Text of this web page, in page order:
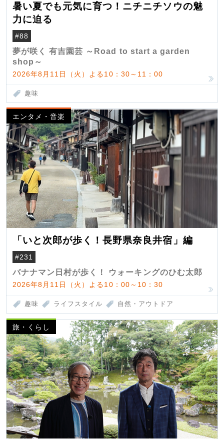
暑い夏でも元気に育つ！ニチニチソウの魅
力に迫る
#88
夢が咲く 有吉園芸 ～Road to start a garden
shop～
2026年8月11日（火）よる10：30～11：00
趣味
エンタメ・音楽
「いと次郎が歩く！長野県奈良井宿」編
#231
バナナマン日村が歩く！ ウォーキングのひむ太郎
2026年8月11日（火）よる10：00～10：30
趣味 ライフスタイル 自然・アウトドア
旅・くらし